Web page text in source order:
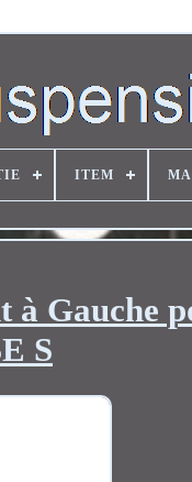
ITEM
à Gauche
S